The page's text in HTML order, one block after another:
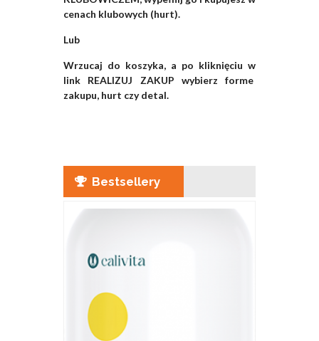
cenach klubowych (hurt).
Lub
Wrzucaj do koszyka, a po kliknięciu w
link REALIZUJ ZAKUP wybierz forme
zakupu, hurt czy detal.
Bestsellery